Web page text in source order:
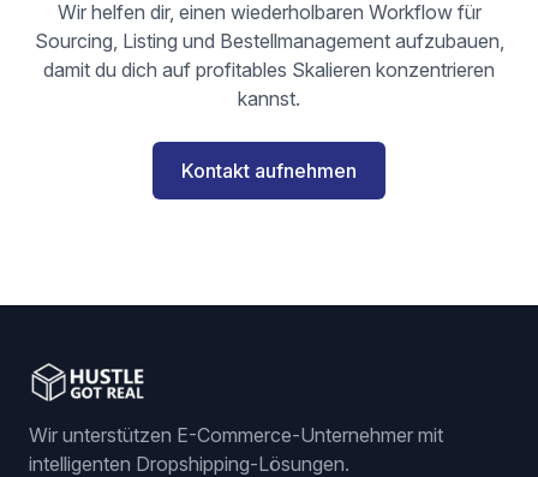
Wir helfen dir, einen wiederholbaren Workflow für
Sourcing, Listing und Bestellmanagement aufzubauen,
damit du dich auf profitables Skalieren konzentrieren
kannst.
Kontakt aufnehmen
Wir unterstützen E-Commerce-Unternehmer mit
intelligenten Dropshipping-Lösungen.